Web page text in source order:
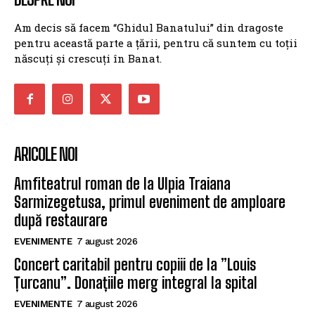
Am decis să facem “Ghidul Banatului” din dragoste
pentru această parte a țării, pentru că suntem cu toții
născuți și crescuți în Banat.
ARICOLE NOI
Amfiteatrul roman de la Ulpia Traiana
Sarmizegetusa, primul eveniment de amploare
după restaurare
EVENIMENTE 7 august 2026
Concert caritabil pentru copiii de la ”Louis
Țurcanu”. Donațiile merg integral la spital
EVENIMENTE 7 august 2026